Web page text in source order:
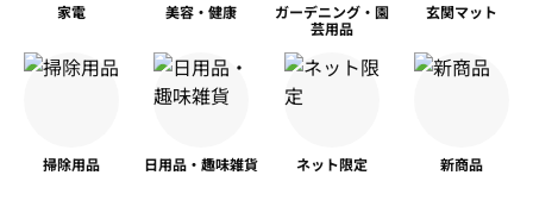
家電 美容・健康
ガーデニング・園
芸用品
玄関マット
掃除用品 日用品・趣味雑貨 ネット限定 新商品